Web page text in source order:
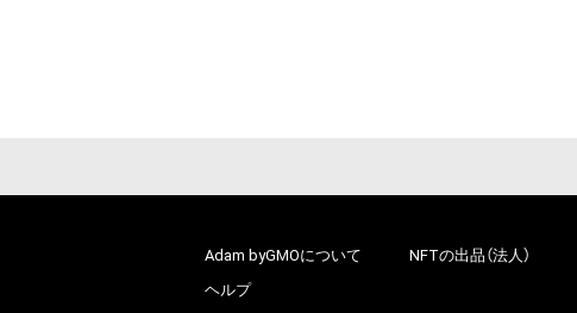
Adam byGMOについて
ヘルプ
NFTの出品（法人）